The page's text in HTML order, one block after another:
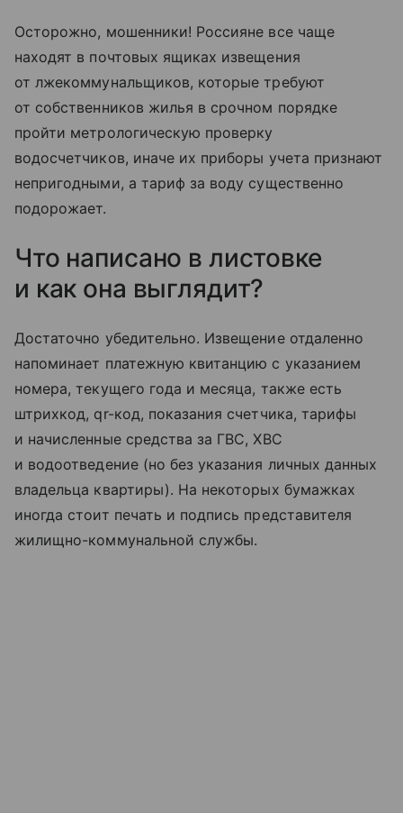
Осторожно, мошенники! Россияне все чаще
находят в почтовых ящиках извещения
от лжекоммунальщиков, которые требуют
от собственников жилья в срочном порядке
пройти метрологическую проверку
водосчетчиков, иначе их приборы учета признают
непригодными, а тариф за воду существенно
подорожает.
Что написано в листовке
и как она выглядит?
Достаточно убедительно. Извещение отдаленно
напоминает платежную квитанцию с указанием
номера, текущего года и месяца, также есть
штрихкод, qr-код, показания счетчика, тарифы
и начисленные средства за ГВС, ХВС
и водоотведение (но без указания личных данных
владельца квартиры). На некоторых бумажках
иногда стоит печать и подпись представителя
жилищно-коммунальной службы.